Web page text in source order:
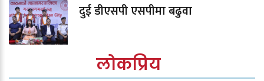
दुई डीएसपी एसपीमा बढुवा
लोकप्रिय